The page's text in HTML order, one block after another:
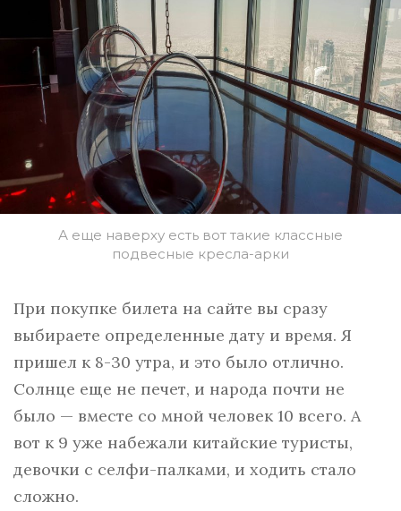
А еще наверху есть вот такие классные
подвесные кресла-арки
При покупке билета на сайте вы сразу
выбираете определенные дату и время. Я
пришел к 8-30 утра, и это было отлично.
Солнце еще не печет, и народа почти не
было — вместе со мной человек 10 всего. А
вот к 9 уже набежали китайские туристы,
девочки с селфи-палками, и ходить стало
сложно.